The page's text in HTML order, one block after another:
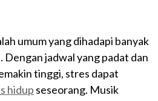
umum yang dihadapi banyak
Dengan jadwal yang padat dan
tinggi, stres dapat
hidup seseorang. Musik